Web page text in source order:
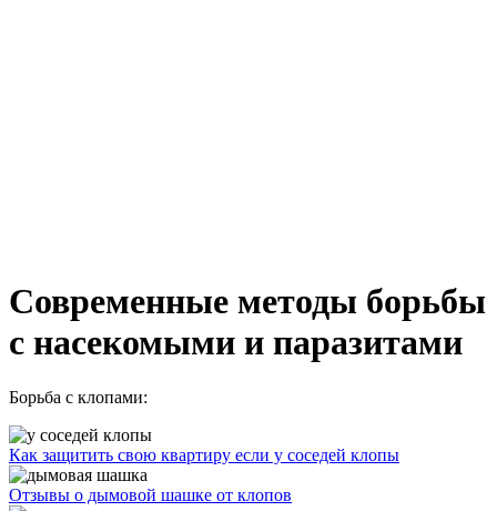
Современные методы борьбы
с насекомыми и паразитами
Борьба с клопами:
Как защитить свою квартиру если у соседей клопы
Отзывы о дымовой шашке от клопов